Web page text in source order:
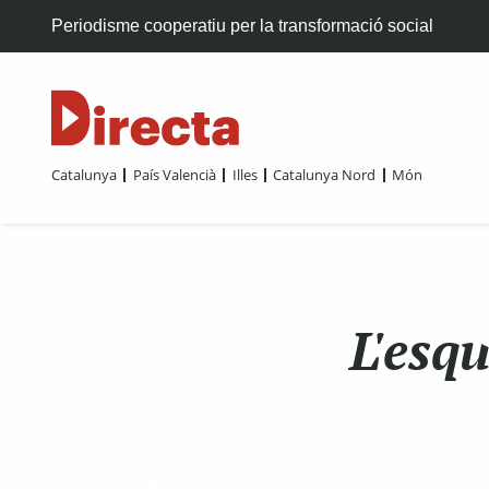
Periodisme cooperatiu per la transformació social
Catalunya País Valencià Illes Catalunya Nord Món